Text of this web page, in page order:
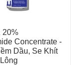
20%
Concentrate -
Dầu, Se Khít